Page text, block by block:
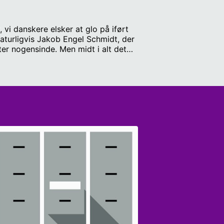
danskere elsker at glo på iført
Jakob Engel Schmidt, der
nogensinde. Men midt i alt det
og forskningschef ved
til fyrværkeriet, der helt banalt bare
brag fortsat eksisterer. Det er
sidder i os i dag - ligesom der
det samme på en gang: nemlig
ph.d.-stipendiat i
Vært: Mathias Wissing.